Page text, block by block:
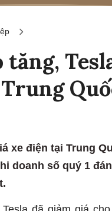
tăng,
xe điện tại Trung
doanh số quý 1